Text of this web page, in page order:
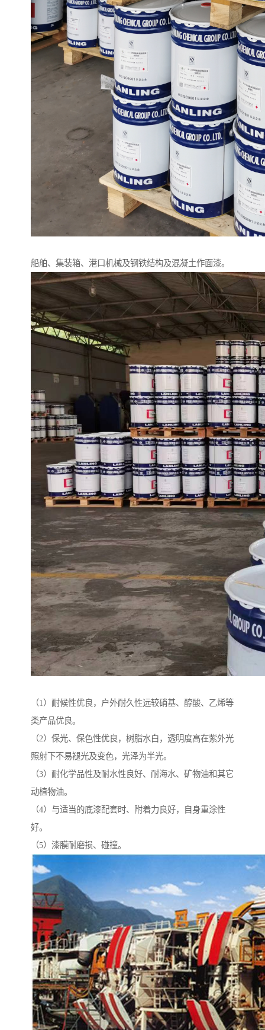
船舶、集装箱、港口机械及钢铁结构及混凝土作面漆。
（1）耐候性优良，户外耐久性远较硝基、醇酸、乙烯等
类产品优良。
（2）保光、保色性优良，树脂水白，透明度高在紫外光
照射下不易褪光及变色，光泽为半光。
（3）耐化学品性及耐水性良好、耐海水、矿物油和其它
动植物油。
（4）与适当的底漆配套时、附着力良好，自身重涂性
好。
（5）漆膜耐磨损、碰撞。